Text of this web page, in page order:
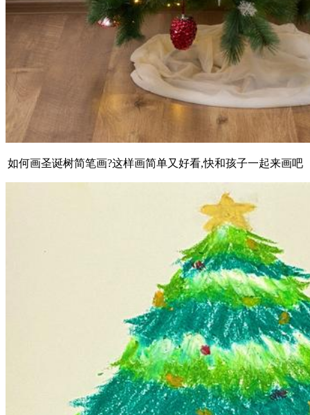
如何画圣诞树简笔画?这样画简单又好看,快和孩子一起来画吧